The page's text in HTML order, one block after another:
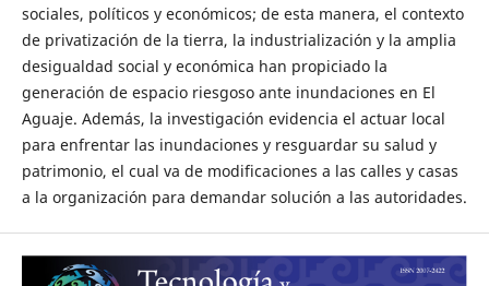
sociales, políticos y económicos; de esta manera, el contexto
de privatización de la tierra, la industrialización y la amplia
desigualdad social y económica han propiciado la
generación de espacio riesgoso ante inundaciones en El
Aguaje. Además, la investigación evidencia el actuar local
para enfrentar las inundaciones y resguardar su salud y
patrimonio, el cual va de modificaciones a las calles y casas
a la organización para demandar solución a las autoridades.